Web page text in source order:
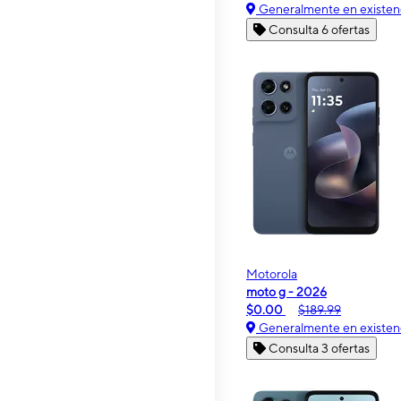
Generalmente en
Consulta 6 ofertas
Motorola
moto g - 2026
$0.00
$189.99
Generalmente en
Consulta 3 ofertas